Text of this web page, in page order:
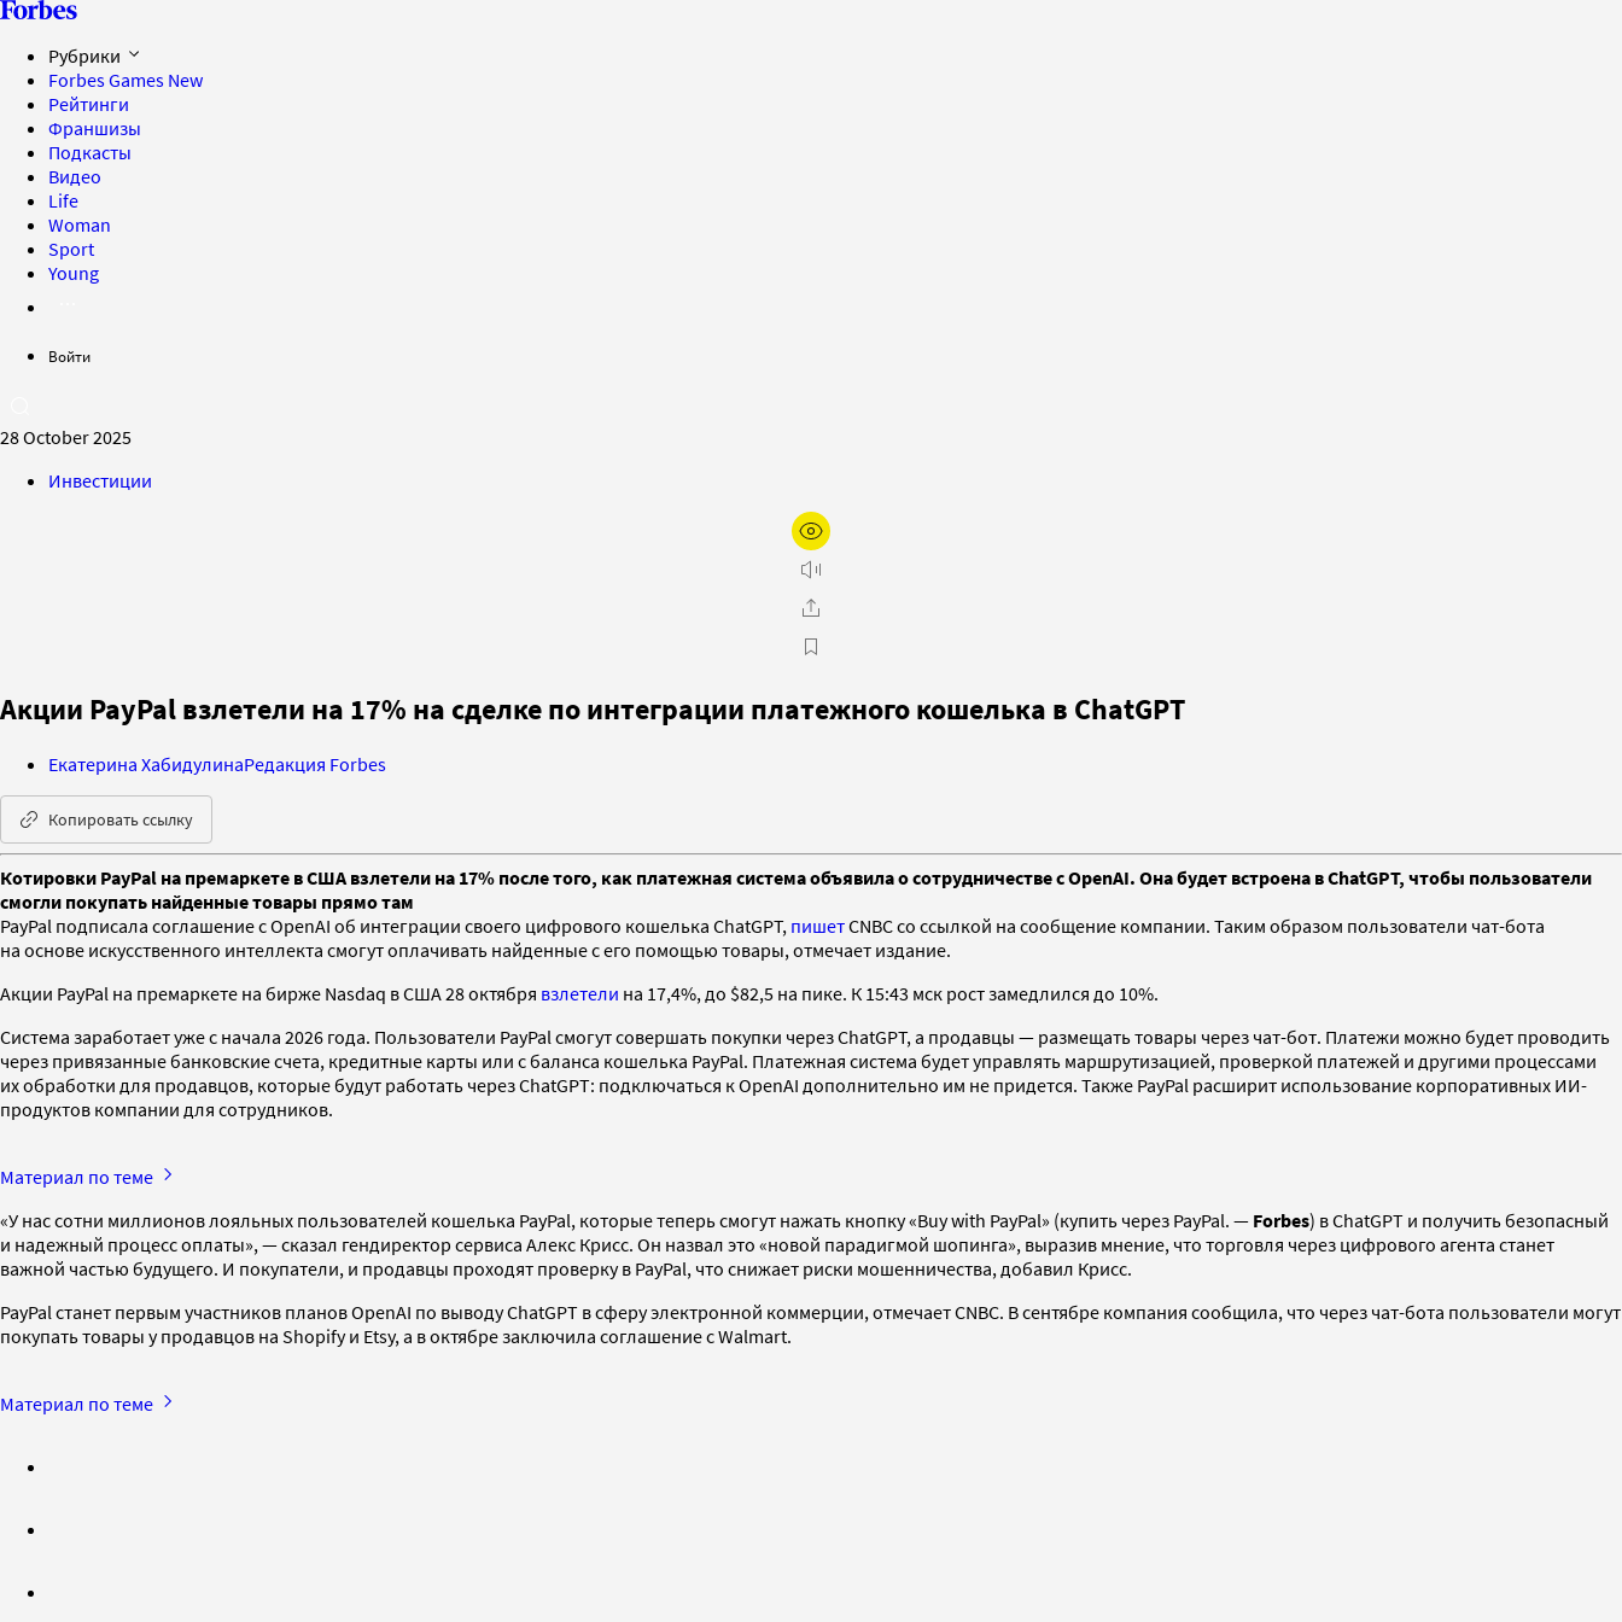
Рубрики
Forbes Games New
Рейтинги
Франшизы
Подкасты
Видео
Life
Woman
Sport
Young
Войти
28 October 2025
Инвестиции
Акции PayPal взлетели на 17% на сделке по интеграции платежного кошелька в ChatGPT
Екатерина ХабидулинаРедакция Forbes
Копировать ссылку
Котировки PayPal на премаркете в США взлетели на 17% после того, как платежная система объявила о сотрудничестве с OpenAI. Она будет встроена в ChatGPT, чтобы пользователи
смогли покупать найденные товары прямо там
PayPal подписала соглашение с OpenAI об интеграции своего цифрового кошелька ChatGPT, пишетCNBC со ссылкой на сообщение компании. Таким образом пользователи чат-бота
на основе искусственного интеллекта смогут оплачивать найденные с его помощью товары, отмечает издание.
Акции PayPal на премаркете на бирже Nasdaq в США 28 октября взлетели на 17,4%, до $82,5 на пике. К 15:43 мск рост замедлился до 10%.
Система заработает уже с начала 2026 года. Пользователи PayPal смогут совершать покупки через ChatGPT, а продавцы — размещать товары через чат-бот. Платежи можно будет проводить
через привязанные банковские счета, кредитные карты или с баланса кошелька PayPal. Платежная система будет управлять маршрутизацией, проверкой платежей и другими процессами
их обработки для продавцов, которые будут работать через ChatGPT: подключаться к OpenAI дополнительно им не придется. Также PayPal расширит использование корпоративных ИИ-
продуктов компании для сотрудников.
Материал по теме
«У нас сотни миллионов лояльных пользователей кошелька PayPal, которые теперь смогут нажать кнопку «Buy with PayPal» (купить через PayPal. — Forbes) в ChatGPT и получить безопасный
и надежный процесс оплаты», — сказал гендиректор сервиса Алекс Крисс. Он назвал это «новой парадигмой шопинга», выразив мнение, что торговля через цифрового агента станет
важной частью будущего. И покупатели, и продавцы проходят проверку в PayPal, что снижает риски мошенничества, добавил Крисс.
PayPal станет первым участников планов OpenAI по выводу ChatGPT в сферу электронной коммерции, отмечает CNBC. В сентябре компания сообщила, что через чат-бота пользователи могут
покупать товары у продавцов на Shopify и Etsy, а в октябре заключила соглашение с Walmart.
Материал по теме